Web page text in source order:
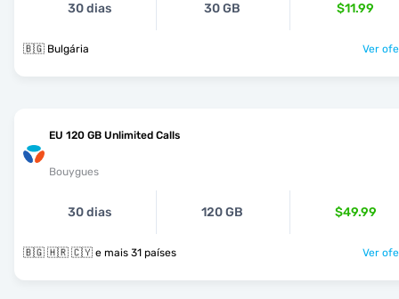
30 dias 30 GB $11.99
🇧🇬 Bulgária Ver
EU 120 GB Unlimited Calls
Bouygues
30 dias 120 GB $49.99
🇧🇬 🇭🇷 🇨🇾 e mais 31 países Ver